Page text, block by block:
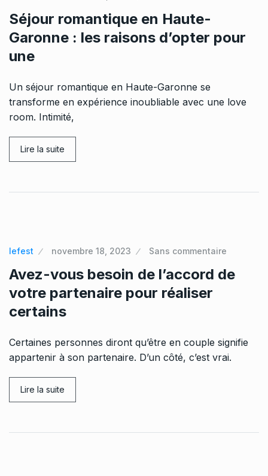
Séjour romantique en Haute-
Garonne : les raisons d’opter pour
une
Un séjour romantique en Haute-Garonne se
transforme en expérience inoubliable avec une love
room. Intimité,
Lire la suite
lefest novembre 18, 2023 Sans commentaire
Avez-vous besoin de l’accord de
votre partenaire pour réaliser
certains
Certaines personnes diront qu’être en couple signifie
appartenir à son partenaire. D’un côté, c’est vrai.
Lire la suite